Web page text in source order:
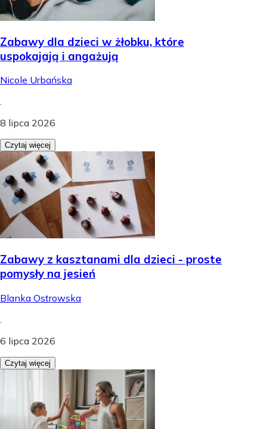
Zabawy dla dzieci w żłobku, które
uspokajają i angażują
Nicole Urbańska
.
8 lipca 2026
Czytaj więcej
Zabawy z kasztanami dla dzieci - proste
pomysły na jesień
Blanka Ostrowska
6 lipca 2026
Czytaj więcej